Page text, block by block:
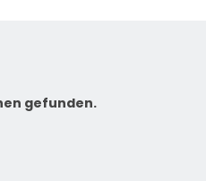
gefunden.